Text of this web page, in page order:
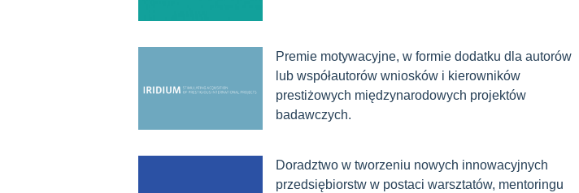
Premie motywacyjne, w formie dodatku dla autorów
lub współautorów wniosków i kierowników
prestiżowych międzynarodowych projektów
badawczych.
Doradztwo w tworzeniu nowych innowacyjnych
przedsiębiorstw w postaci warsztatów, mentoringu